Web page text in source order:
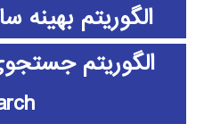
الگوریتم بهینه